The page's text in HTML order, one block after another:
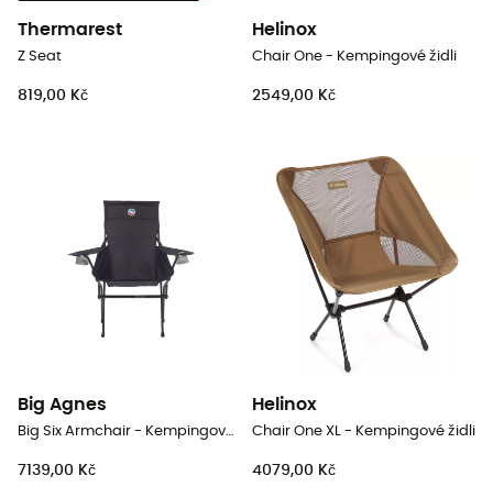
Thermarest
Z Seat
819,00 Kč
Helinox
Chair One - Kempingové židli
2549,00 Kč
Big Agnes
Big Six Armchair - Kempingové židli
7139,00 Kč
Helinox
Chair One XL - Kempingové židli
4079,00 Kč